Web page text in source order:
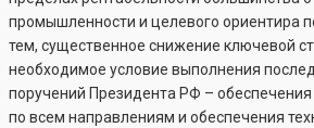
промышленности и целевого ориентира
тем, существенное снижение ключевой
необходимое условие выполнения
поручений Президента РФ –
по всем направлениям и обеспечения